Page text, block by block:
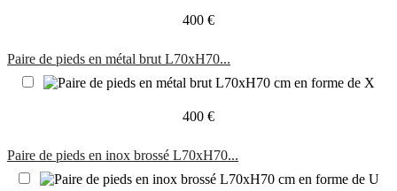
400 €
Paire de pieds en métal brut L70xH70...
400 €
Paire de pieds en inox brossé L70xH70...